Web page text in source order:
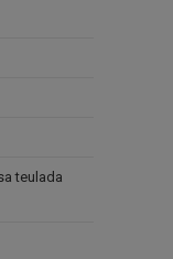
teulada